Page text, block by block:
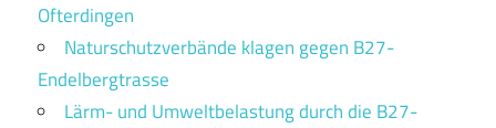
Ofterdingen
Naturschutzverbände klagen gegen B27-
Endelbergtrasse
Lärm- und Umweltbelastung durch die B27-